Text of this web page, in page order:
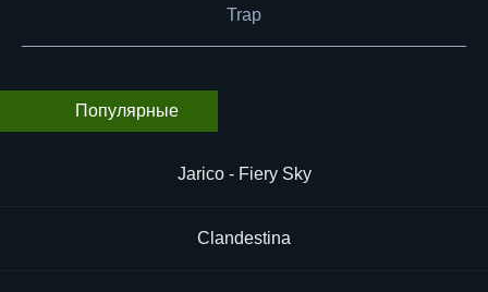
Trap
Популярные
Jarico - Fiery Sky
Clandestina